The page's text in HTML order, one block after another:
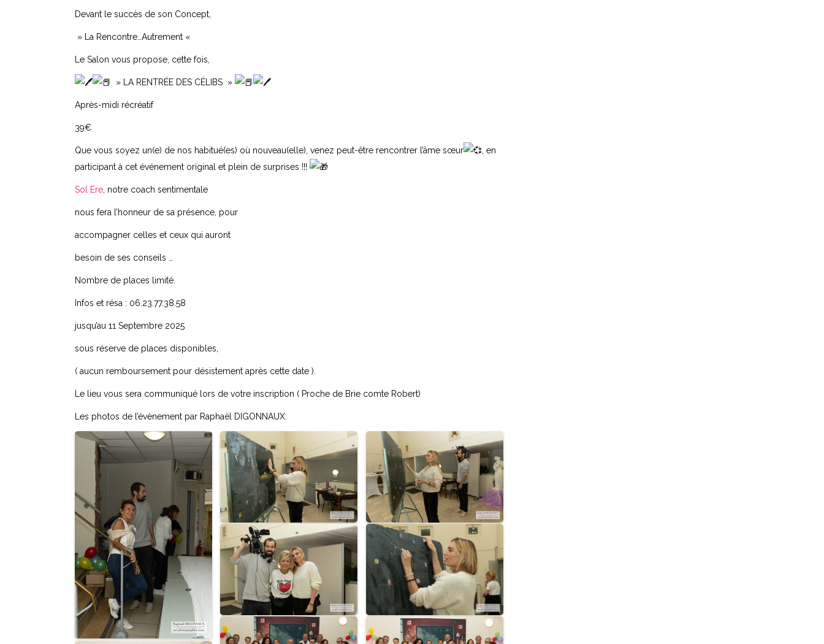
Devant le succès de son Concept,
» La Rencontre…Autrement «
Le Salon vous propose, cette fois,
» LA RENTRÉE DES CÉLIBS »
Après-midi récréatif
39€
Que vous soyez un(e) de nos habitué(es) où nouveau(elle), venez peut-être rencontrer l’âme sœur
, en
participant à cet événement original et plein de surprises !!!
Sol Ere , notre coach sentimentale
nous fera l’honneur de sa présence, pour
accompagner celles et ceux qui auront
besoin de ses conseils …
Nombre de places limité.
Infos et résa : 06.23.77.38.58
jusqu’au 11 Septembre 2025
sous réserve de places disponibles,
( aucun remboursement pour désistement après cette date ).
Le lieu vous sera communiqué lors de votre inscription ( Proche de Brie comte Robert)
Les photos de l’évènement par Raphaël DIGONNAUX: